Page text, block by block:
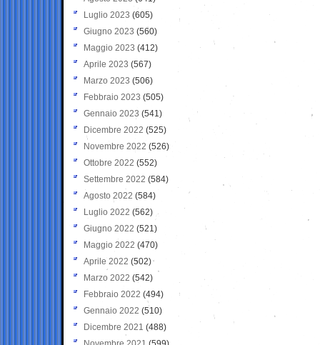
Luglio 2023 (605)
Giugno 2023 (560)
Maggio 2023 (412)
Aprile 2023 (567)
Marzo 2023 (506)
Febbraio 2023 (505)
Gennaio 2023 (541)
Dicembre 2022 (525)
Novembre 2022 (526)
Ottobre 2022 (552)
Settembre 2022 (584)
Agosto 2022 (584)
Luglio 2022 (562)
Giugno 2022 (521)
Maggio 2022 (470)
Aprile 2022 (502)
Marzo 2022 (542)
Febbraio 2022 (494)
Gennaio 2022 (510)
Dicembre 2021 (488)